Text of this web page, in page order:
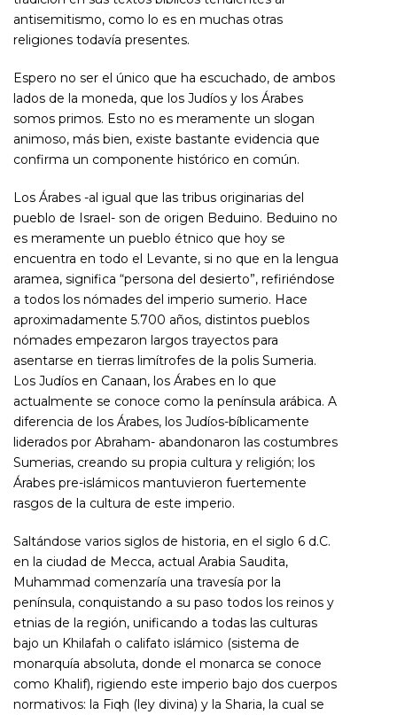
antisemitismo, como lo es en muchas otras
religiones todavía presentes.
Espero no ser el único que ha escuchado, de ambos
lados de la moneda, que los Judíos y los Árabes
somos primos. Esto no es meramente un slogan
animoso, más bien, existe bastante evidencia que
confirma un componente histórico en común.
Los Árabes -al igual que las tribus originarias del
pueblo de Israel- son de origen Beduino. Beduino no
es meramente un pueblo étnico que hoy se
encuentra en todo el Levante, si no que en la lengua
aramea, significa “persona del desierto”, refiriéndose
a todos los nómades del imperio sumerio. Hace
aproximadamente 5.700 años, distintos pueblos
nómades empezaron largos trayectos para
asentarse en tierras limítrofes de la polis Sumeria.
Los Judíos en Canaan, los Árabes en lo que
actualmente se conoce como la península arábica. A
diferencia de los Árabes, los Judíos-bíblicamente
liderados por Abraham- abandonaron las costumbres
Sumerias, creando su propia cultura y religión; los
Árabes pre-islámicos mantuvieron fuertemente
rasgos de la cultura de este imperio.
Saltándose varios siglos de historia, en el siglo 6 d.C.
en la ciudad de Mecca, actual Arabia Saudita,
Muhammad comenzaría una travesía por la
península, conquistando a su paso todos los reinos y
etnias de la región, unificando a todas las culturas
bajo un Khilafah o califato islámico (sistema de
monarquía absoluta, donde el monarca se conoce
como Khalif), rigiendo este imperio bajo dos cuerpos
normativos: la Fiqh (ley divina) y la Sharia, la cual se